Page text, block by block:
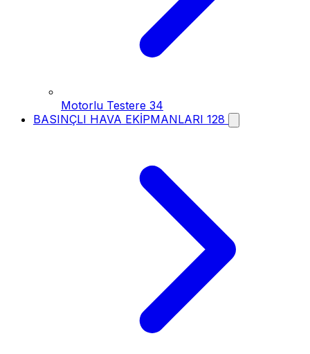
Motorlu Testere 34
BASINÇLI HAVA EKİPMANLARI 128